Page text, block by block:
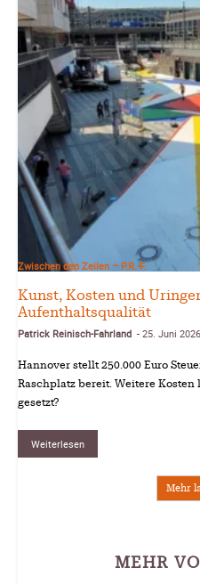
Zwischen den Zeilen – P.R.-F.
Kunst, Kosten und
Aufenthaltsqualität
Patrick Reinisch-Fahrland - 25. Juni 2026
Hannover stellt 250.000 Euro
Raschplatz bereit. Weitere
gesetzt?
Weiterlesen
Mehr
MEHR